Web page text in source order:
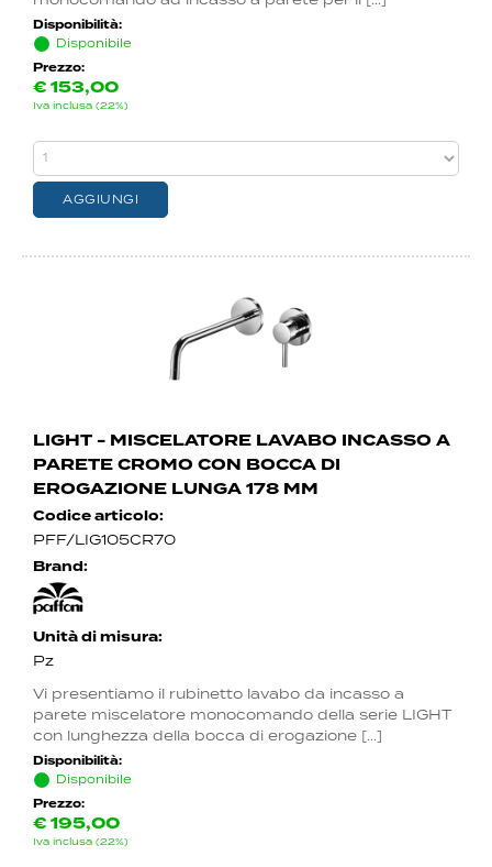
Disponibilità:
Disponibile
Prezzo:
€153,00
Iva inclusa (22%)
LIGHT - MISCELATORE LAVABO INCASSO A
PARETE CROMO CON BOCCA DI
EROGAZIONE LUNGA 178 MM
Codice articolo:
PFF/LIG105CR70
Brand:
Unità di misura:
Pz
Vi presentiamo il rubinetto lavabo da incasso a
parete miscelatore monocomando della serie LIGHT
con lunghezza della bocca di erogazione [...]
Disponibilità:
Disponibile
Prezzo:
€195,00
Iva inclusa (22%)